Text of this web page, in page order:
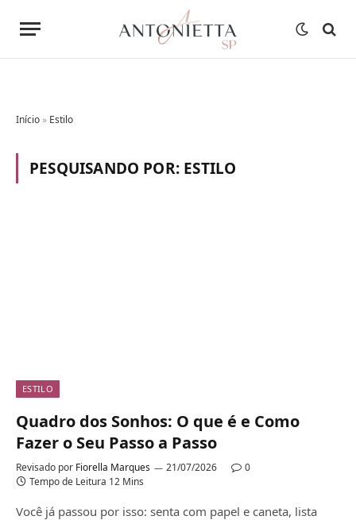
Início » Estilo
PESQUISANDO POR: ESTILO
ESTILO
Quadro dos Sonhos: O que é e Como
Fazer o Seu Passo a Passo
Revisado por Fiorella Marques 21/07/2026
0
Tempo de Leitura 12 Mins
Você já passou por isso: senta com papel e caneta, lista